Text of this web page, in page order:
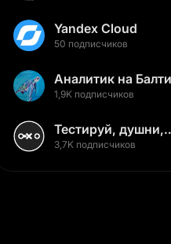
Yandex Cloud
50 подписчиков
Аналитик на
Неверов Станислав
1,9K подписчиков
Тестируй, душни,
наслаждайся
3,7K подписчиков